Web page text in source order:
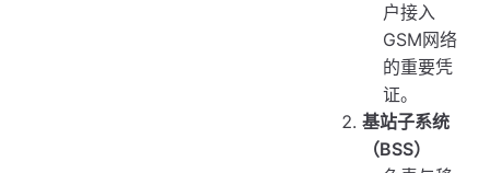
户接入
GSM网络
的重要凭
证。
基站子系统
（BSS）